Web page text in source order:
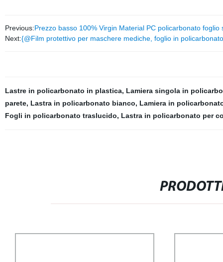
Previous:Prezzo basso 100% Virgin Material PC policarbonato foglio
Next:{@Film protettivo per maschere mediche, foglio in
Lastre in policarbonato in plastica, Lamiera singola in
parete, Lastra in policarbonato bianco, Lamiera in
Fogli in policarbonato traslucido, Lastra in policarbonato per